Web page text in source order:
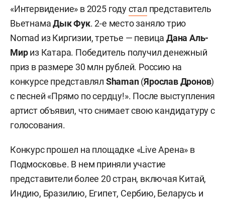
«Интервидение» в 2025 годустал представитель
ВьетнамаДык Фук. 2-е место заняло трио
Nomad из Киргизии, третье — певица Дана Аль-
Мириз Катара. Победитель получил денежный
приз в размере 30 млн рублей. Россию на
конкурсе представлял Shaman(Ярослав Дронов)
с песней «Прямо по сердцу!». После выступления
артист объявил, что снимает свою кандидатуру с
голосования.
Конкурс прошел на площадке «Live Арена» в
Подмосковье. В нем приняли участие
представители более 20 стран, включая Китай,
Индию, Бразилию, Египет, Сербию, Беларусь и